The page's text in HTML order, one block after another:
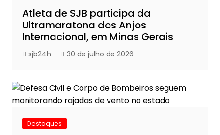
Atleta de SJB participa da
Ultramaratona dos Anjos
Internacional, em Minas Gerais
sjb24h 30 de julho de 2026
Destaques